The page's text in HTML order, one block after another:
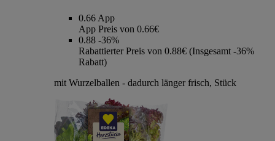
0.66 App
App Preis von 0.66€
0.88 -36%
Rabattierter Preis von 0.88€ (Insgesamt -36%
Rabatt)
mit Wurzelballen - dadurch länger frisch, Stück